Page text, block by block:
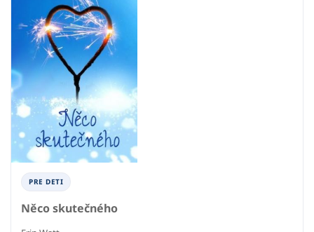
PRE DETI
Něco skutečného